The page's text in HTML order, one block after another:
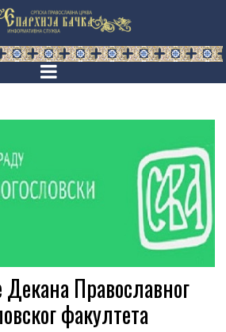
Православног
факултета